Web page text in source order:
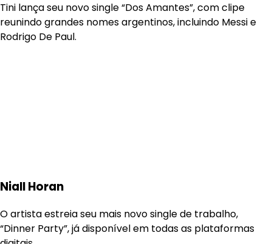
Tini lança seu novo single “Dos Amantes”, com clipe
reunindo grandes nomes argentinos, incluindo Messi e
Rodrigo De Paul.
Niall Horan
O artista estreia seu mais novo single de trabalho,
“Dinner Party”, já disponível em todas as plataformas